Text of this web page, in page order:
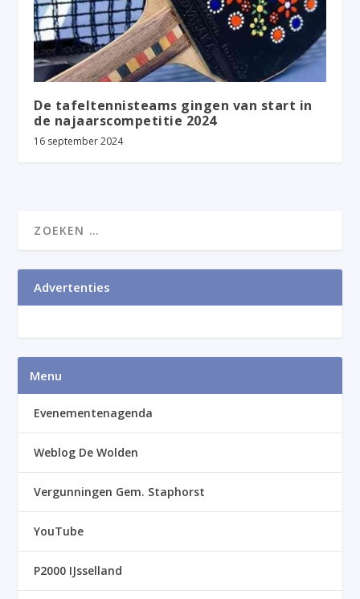
De tafeltennisteams gingen van start in
de najaarscompetitie 2024
16 september 2024
Advertenties
Menu
Evenementenagenda
Weblog De Wolden
Vergunningen Gem. Staphorst
YouTube
P2000 IJsselland